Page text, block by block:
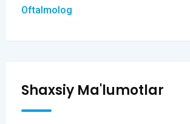
Oftalmolog
Shaxsiy Ma'lumotlar